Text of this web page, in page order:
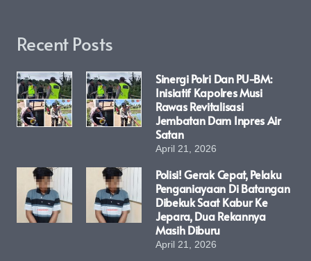
Recent Posts
Sinergi Polri Dan PU-BM:
Inisiatif Kapolres Musi
Rawas Revitalisasi
Jembatan Dam Inpres Air
Satan
April 21, 2026
Polisi! Gerak Cepat, Pelaku
Penganiayaan Di Batangan
Dibekuk Saat Kabur Ke
Jepara, Dua Rekannya
Masih Diburu
April 21, 2026